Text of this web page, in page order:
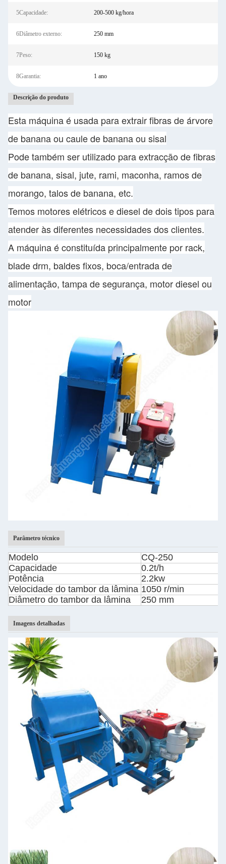
5Capacidade: 200-500 kg/hora
6Diâmetro externo: 250 mm
7Peso: 150 kg
8Garantia: 1 ano
Descrição do produto
Esta máquina é usada para extrair fibras de árvore
de banana ou caule de banana ou sisal
Pode também ser utilizado para extracção de fibras
de banana, sisal, jute, rami, maconha, ramos de
morango, talos de banana, etc.
Temos motores elétricos e diesel de dois tipos para
atender às diferentes necessidades dos clientes.
A máquina é constituída principalmente por rack,
blade drm, baldes fixos, boca/entrada de
alimentação, tampa de segurança, motor diesel ou
motor
Parâmetro técnico
Modelo
CQ-250
Capacidade
0.2t/h
Potência
2.2kw
Velocidade do tambor da lâmina 1050 r/min
Diâmetro do tambor da lâmina
250 mm
Imagens detalhadas